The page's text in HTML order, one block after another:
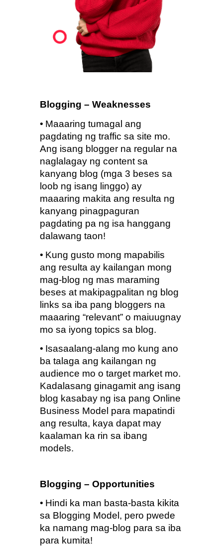
Blogging – Weaknesses
• Maaaring tumagal ang
pagdating ng traffic sa site mo.
Ang isang blogger na regular na
naglalagay ng content sa
kanyang blog (mga 3 beses sa
loob ng isang linggo) ay
maaaring makita ang resulta ng
kanyang pinagpaguran
pagdating pa ng isa hanggang
dalawang taon!
• Kung gusto mong mapabilis
ang resulta ay kailangan mong
mag-blog ng mas maraming
beses at makipagpalitan ng blog
links sa iba pang bloggers na
maaaring “relevant” o maiuugnay
mo sa iyong topics sa blog.
• Isasaalang-alang mo kung ano
ba talaga ang kailangan ng
audience mo o target market mo.
Kadalasang ginagamit ang isang
blog kasabay ng isa pang Online
Business Model para mapatindi
ang resulta, kaya dapat may
kaalaman ka rin sa ibang
models.
Blogging – Opportunities
• Hindi ka man basta-basta kikita
sa Blogging Model, pero pwede
ka namang mag-blog para sa iba
para kumita!